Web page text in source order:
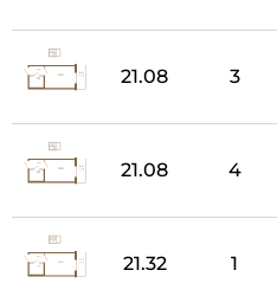
21.08 3
21.08 4
21.32 1